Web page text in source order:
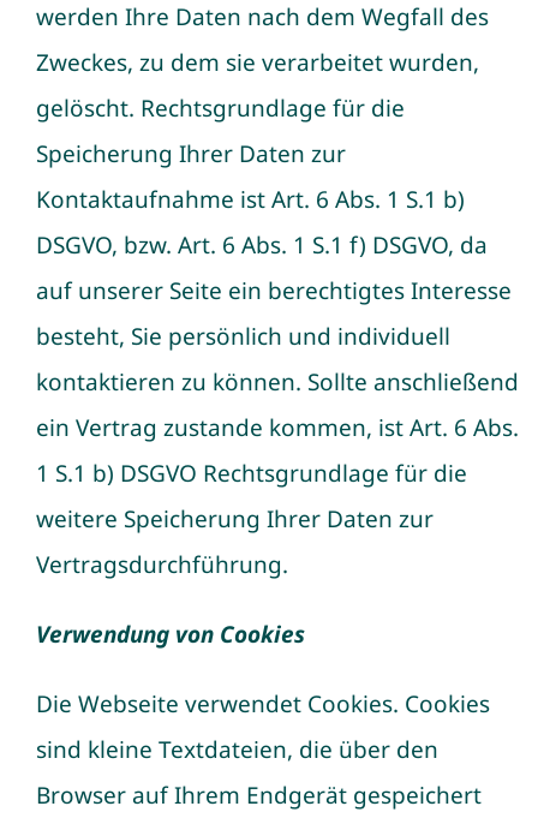
werden Ihre Daten nach dem Wegfall des
Zweckes, zu dem sie verarbeitet wurden,
gelöscht. Rechtsgrundlage für die
Speicherung Ihrer Daten zur
Kontaktaufnahme ist Art. 6 Abs. 1 S.1 b)
DSGVO, bzw. Art. 6 Abs. 1 S.1 f) DSGVO, da
auf unserer Seite ein berechtigtes Interesse
besteht, Sie persönlich und individuell
kontaktieren zu können. Sollte anschließend
ein Vertrag zustande kommen, ist Art. 6 Abs.
1 S.1 b) DSGVO Rechtsgrundlage für die
weitere Speicherung Ihrer Daten zur
Vertragsdurchführung.
Verwendung von Cookies
Die Webseite verwendet Cookies. Cookies
sind kleine Textdateien, die über den
Browser auf Ihrem Endgerät gespeichert